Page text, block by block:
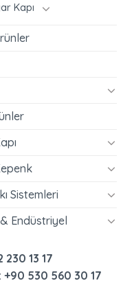
Kapı
Sistemleri
Endüstriyel
230 13 17
530 560 30 17